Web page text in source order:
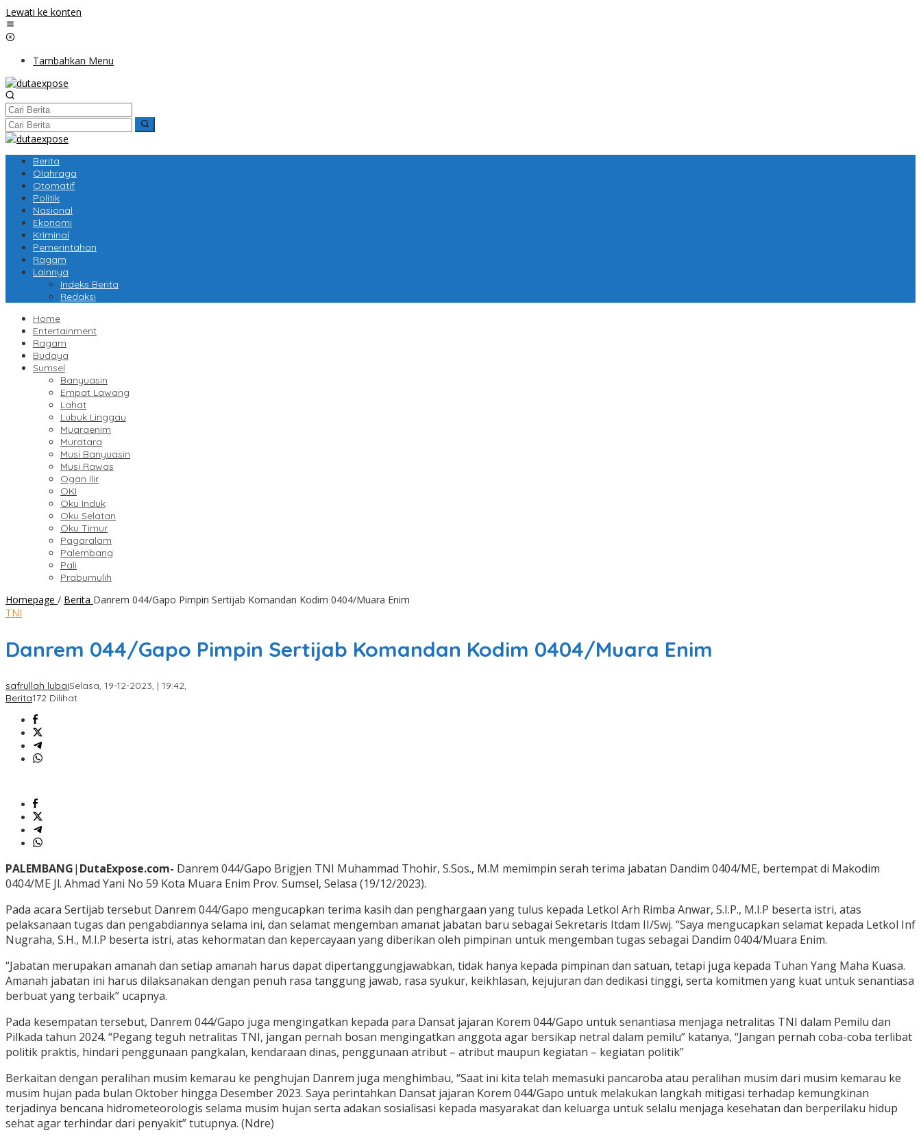
Lewati ke konten
Tambahkan Menu
Berita
Olahraga
Otomatif
Politik
Nasional
Ekonomi
Kriminal
Pemerintahan
Ragam
Lainnya
Indeks Berita
Redaksi
Home
Entertainment
Ragam
Budaya
Sumsel
Banyuasin
Empat Lawang
Lahat
Lubuk Linggau
Muaraenim
Muratara
Musi Banyuasin
Musi Rawas
Ogan Ilir
OKI
Oku Induk
Oku Selatan
Oku Timur
Pagaralam
Palembang
Pali
Prabumulih
Homepage / Berita Danrem 044/Gapo Pimpin Sertijab Komandan Kodim 0404/Muara Enim
TNI
Danrem 044/Gapo Pimpin Sertijab Komandan Kodim 0404/Muara Enim
safrullah lubaiSelasa, 19-12-2023, | 19:42,
Berita172 Dilihat
PALEMBANG| DutaExpose.com- Danrem 044/Gapo Brigjen TNI Muhammad Thohir, S.Sos., M.M memimpin serah terima jabatan Dandim 0404/ME, bertempat di Makodim
0404/ME Jl. Ahmad Yani No 59 Kota Muara Enim Prov. Sumsel, Selasa (19/12/2023).
Pada acara Sertijab tersebut Danrem 044/Gapo mengucapkan terima kasih dan penghargaan yang tulus kepada Letkol Arh Rimba Anwar, S.I.P., M.I.P beserta istri, atas
pelaksanaan tugas dan pengabdiannya selama ini, dan selamat mengemban amanat jabatan baru sebagai Sekretaris Itdam II/Swj. “Saya mengucapkan selamat kepada Letkol Inf
Nugraha, S.H., M.I.P beserta istri, atas kehormatan dan kepercayaan yang diberikan oleh pimpinan untuk mengemban tugas sebagai Dandim 0404/Muara Enim.
“Jabatan merupakan amanah dan setiap amanah harus dapat dipertanggungjawabkan, tidak hanya kepada pimpinan dan satuan, tetapi juga kepada Tuhan Yang Maha Kuasa.
Amanah jabatan ini harus dilaksanakan dengan penuh rasa tanggung jawab, rasa syukur, keikhlasan, kejujuran dan dedikasi tinggi, serta komitmen yang kuat untuk senantiasa
berbuat yang terbaik” ucapnya.
Pada kesempatan tersebut, Danrem 044/Gapo juga mengingatkan kepada para Dansat jajaran Korem 044/Gapo untuk senantiasa menjaga netralitas TNI dalam Pemilu dan
Pilkada tahun 2024. “Pegang teguh netralitas TNI, jangan pernah bosan mengingatkan anggota agar bersikap netral dalam pemilu” katanya, “Jangan pernah coba-coba terlibat
politik praktis, hindari penggunaan pangkalan, kendaraan dinas, penggunaan atribut – atribut maupun kegiatan – kegiatan politik”
Berkaitan dengan peralihan musim kemarau ke penghujan Danrem juga menghimbau, “Saat ini kita telah memasuki pancaroba atau peralihan musim dari musim kemarau ke
musim hujan pada bulan Oktober hingga Desember 2023. Saya perintahkan Dansat jajaran Korem 044/Gapo untuk melakukan langkah mitigasi terhadap kemungkinan
terjadinya bencana hidrometeorologis selama musim hujan serta adakan sosialisasi kepada masyarakat dan keluarga untuk selalu menjaga kesehatan dan berperilaku hidup
sehat agar terhindar dari penyakit” tutupnya. (Ndre)